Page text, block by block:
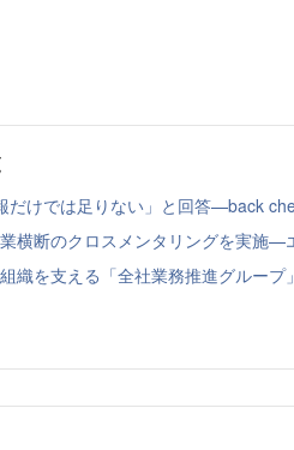
だけでは足りない」と回答—back
横断のクロスメンタリングを実施—
織を支える「全社業務推進グルー